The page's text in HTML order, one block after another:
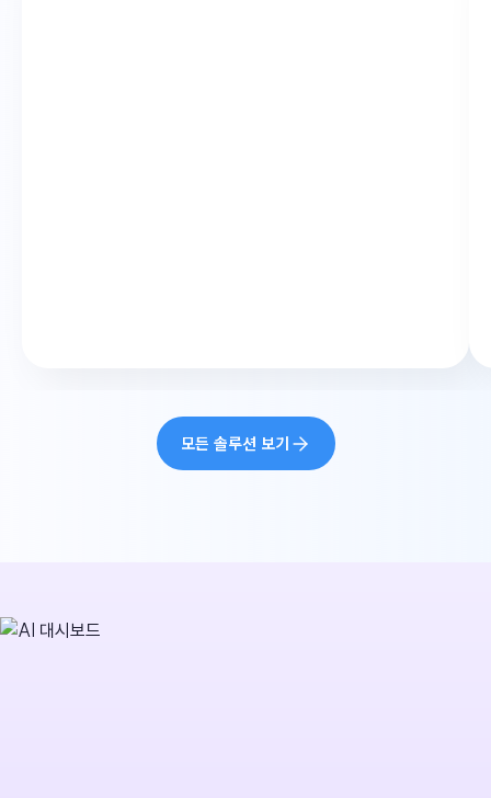
모든 솔루션 보기